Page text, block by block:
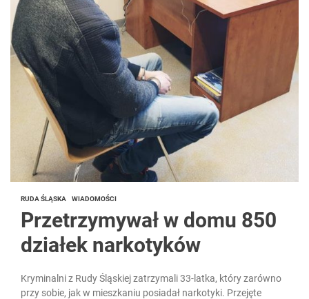
RUDA ŚLĄSKA WIADOMOŚCI
Przetrzymywał w domu 850
działek narkotyków
Kryminalni z Rudy Śląskiej zatrzymali 33-latka, który zarówno
przy sobie, jak w mieszkaniu posiadał narkotyki. Przejęte